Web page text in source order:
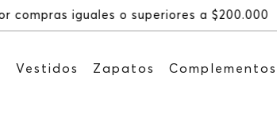
Recibe: 15%OFF suscribiéndote a nuestro
Vestidos Zapatos Complementos